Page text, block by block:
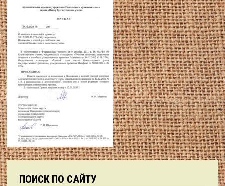
ПОИСК ПО САЙТУ